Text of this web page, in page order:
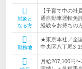
対象と
なる方
【子育て中の
通自動車運転免
経験をお持ちの
勤務地
★東京本社／全
中央区八丁堀3-
月給207,100円